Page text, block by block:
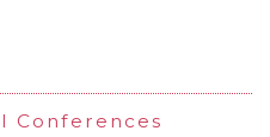
Conferences